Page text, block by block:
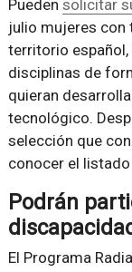
Pueden solicitar
julio mujeres con
territorio
disciplinas de
quieran
tecnológico.
selección que
conocer el
Podrán
El Programa